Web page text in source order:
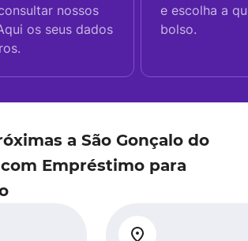
nossos
os seus dados
e escolha a
bolso.
a São Gonçalo do
Empréstimo para